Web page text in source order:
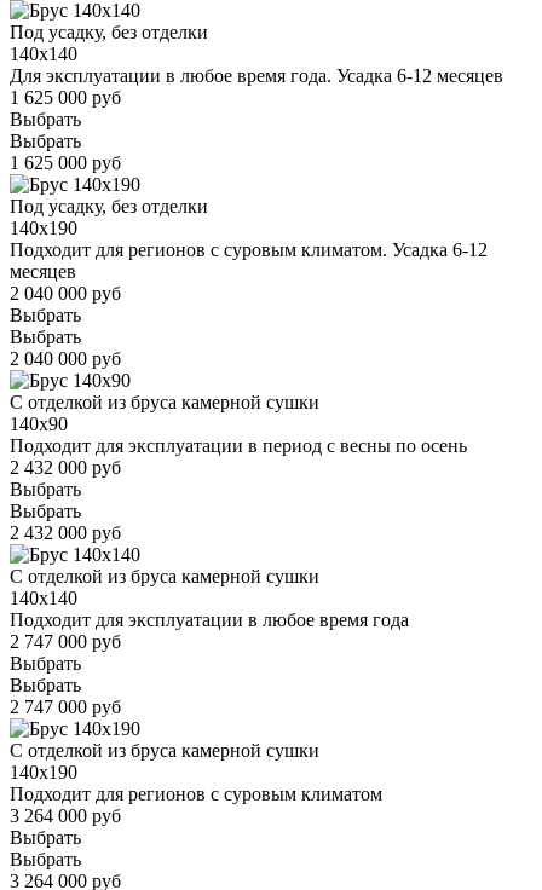
Под усадку, без отделки
140x140
Для эксплуатации в любое время года. Усадка 6-12 месяцев
1 625 000 руб
Выбрать
Выбрать
1 625 000 руб
Под усадку, без отделки
140x190
Подходит для регионов с суровым климатом. Усадка 6-12
месяцев
2 040 000 руб
Выбрать
Выбрать
2 040 000 руб
С отделкой из бруса камерной сушки
140x90
Подходит для эксплуатации в период с весны по осень
2 432 000 руб
Выбрать
Выбрать
2 432 000 руб
С отделкой из бруса камерной сушки
140x140
Подходит для эксплуатации в любое время года
2 747 000 руб
Выбрать
Выбрать
2 747 000 руб
С отделкой из бруса камерной сушки
140x190
Подходит для регионов с суровым климатом
3 264 000 руб
Выбрать
Выбрать
3 264 000 руб